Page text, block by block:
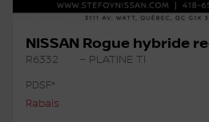
NISSAN Rogue hybride
R6332
– PLATINE TI
PDSF*
Rabais